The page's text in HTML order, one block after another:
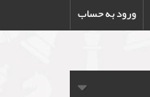
ورود به حساب